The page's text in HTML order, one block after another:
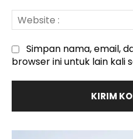
Simpan nama, email,
browser ini untuk lain kali